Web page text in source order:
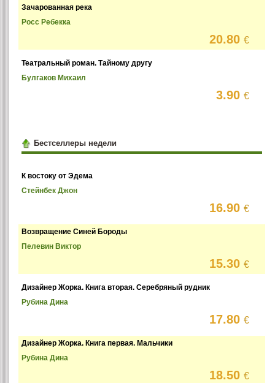
Зачарованная река
Росс Ребекка
20.80€
Театральный роман. Тайному другу
Булгаков Михаил
3.90€
Бестселлеры недели
К востоку от Эдема
Стейнбек Джон
16.90€
Возвращение Синей Бороды
Пелевин Виктор
15.30€
Дизайнер Жорка. Книга вторая. Серебряный рудник
Рубина Дина
17.80€
Дизайнер Жорка. Книга первая. Мальчики
Рубина Дина
18.50€